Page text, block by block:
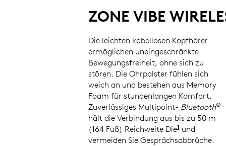
ZONE VIBE
Die leichten kabellosen Kopfhörer
ermöglichen uneingeschränkte
Bewegungsfreiheit, ohne sich zu
stören. Die Ohrpolster fühlen sich
weich an und bestehen aus Memory
Foam für stundenlangen Komfort.
Zuverlässiges Multipoint- Bluetooth®
hält die Verbindung aus bis zu 50 m
(164 Fuß) Reichweite Die1kabellose
und
vermeiden Sie Gesprächsabbrüche.